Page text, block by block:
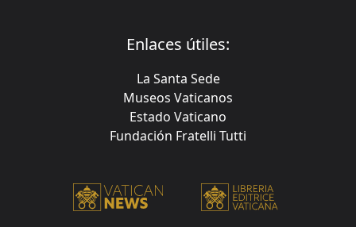
Enlaces útiles:
La Santa Sede
Museos Vaticanos
Estado Vaticano
Fundación Fratelli Tutti